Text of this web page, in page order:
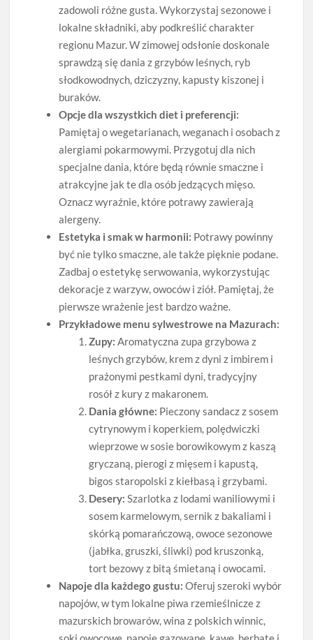
zadowoli różne gusta. Wykorzystaj sezonowe i
lokalne składniki, aby podkreślić charakter
regionu Mazur. W zimowej odsłonie doskonale
sprawdzą się dania z grzybów leśnych, ryb
słodkowodnych, dziczyzny, kapusty kiszonej i
buraków.
Opcje dla wszystkich diet i preferencji:
Pamiętaj o wegetarianach, weganach i osobach z
alergiami pokarmowymi. Przygotuj dla nich
specjalne dania, które będą równie smaczne i
atrakcyjne jak te dla osób jedzących mięso.
Oznacz wyraźnie, które potrawy zawierają
alergeny.
Estetyka i smak w harmonii: Potrawy powinny
być nie tylko smaczne, ale także pięknie podane.
Zadbaj o estetykę serwowania, wykorzystując
dekoracje z warzyw, owoców i ziół. Pamiętaj, że
pierwsze wrażenie jest bardzo ważne.
Przykładowe menu sylwestrowe na Mazurach:
Zupy: Aromatyczna zupa grzybowa z
leśnych grzybów, krem z dyni z imbirem i
prażonymi pestkami dyni, tradycyjny
rosół z kury z makaronem.
Dania główne: Pieczony sandacz z sosem
cytrynowym i koperkiem, polędwiczki
wieprzowe w sosie borowikowym z kaszą
gryczaną, pierogi z mięsem i kapustą,
bigos staropolski z kiełbasą i grzybami.
Desery: Szarlotka z lodami waniliowymi i
sosem karmelowym, sernik z bakaliami i
skórką pomarańczową, owoce sezonowe
(jabłka, gruszki, śliwki) pod kruszonką,
tort bezowy z bitą śmietaną i owocami.
Napoje dla każdego gustu: Oferuj szeroki wybór
napojów, w tym lokalne piwa rzemieślnicze z
mazurskich browarów, wina z polskich winnic,